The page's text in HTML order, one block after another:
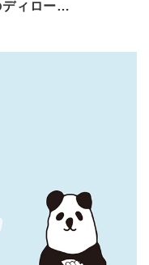
ディロー…